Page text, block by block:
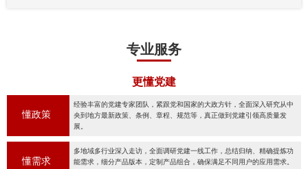
专业服务
更懂党建
懂政策
经验丰富的党建专家团队，紧跟党和国家的大政方针，全面深入研究从中
央到地方最新政策、条例、章程、规范等，真正做到党建引领高质量发
展。
懂需求
多地域多行业深入走访，全面调研党建一线工作，总结归纳、精确提炼功
能需求，细分产品版本，定制产品组合，确保满足不同用户的应用需求。